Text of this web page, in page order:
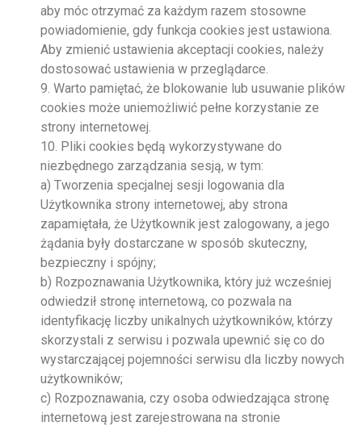
aby móc otrzymać za każdym razem stosowne
powiadomienie, gdy funkcja cookies jest ustawiona.
Aby zmienić ustawienia akceptacji cookies, należy
dostosować ustawienia w przeglądarce.
9. Warto pamiętać, że blokowanie lub usuwanie plików
cookies może uniemożliwić pełne korzystanie ze
strony internetowej.
10. Pliki cookies będą wykorzystywane do
niezbędnego zarządzania sesją, w tym:
a) Tworzenia specjalnej sesji logowania dla
Użytkownika strony internetowej, aby strona
zapamiętała, że Użytkownik jest zalogowany, a jego
żądania były dostarczane w sposób skuteczny,
bezpieczny i spójny;
b) Rozpoznawania Użytkownika, który już wcześniej
odwiedził stronę internetową, co pozwala na
identyfikację liczby unikalnych użytkowników, którzy
skorzystali z serwisu i pozwala upewnić się co do
wystarczającej pojemności serwisu dla liczby nowych
użytkowników;
c) Rozpoznawania, czy osoba odwiedzająca stronę
internetową jest zarejestrowana na stronie